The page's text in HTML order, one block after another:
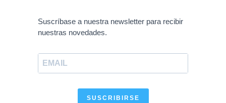
Suscríbase a nuestra newsletter para recibir
nuestras novedades.
SUSCRIBIRSE